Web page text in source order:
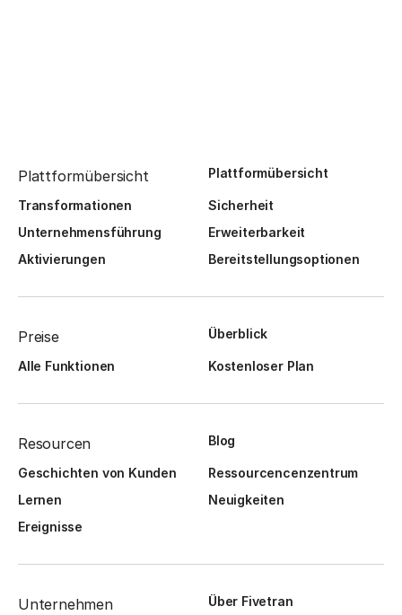
Plattformübersicht Plattformübersicht
Transformationen
Sicherheit
Unternehmensführung
Erweiterbarkeit
Aktivierungen
Bereitstellungsoptionen
Preise Überblick
Alle Funktionen Kostenloser Plan
Resourcen Blog
Geschichten von Kunden
Ressourcencenzentrum
Lernen
Neuigkeiten
Ereignisse
Unternehmen Über Fivetran